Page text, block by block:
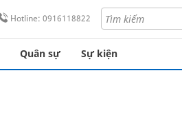
Hotline: 0916118822
Quân sự Sự kiện